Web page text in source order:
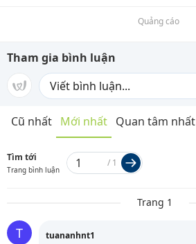
Quảng cáo
Tham gia bình luận
Cũ nhất Mới nhất Quan tâm nhất
Tìm tới
Trang bình luận
/ 1
Trang 1
T tuananhnt1